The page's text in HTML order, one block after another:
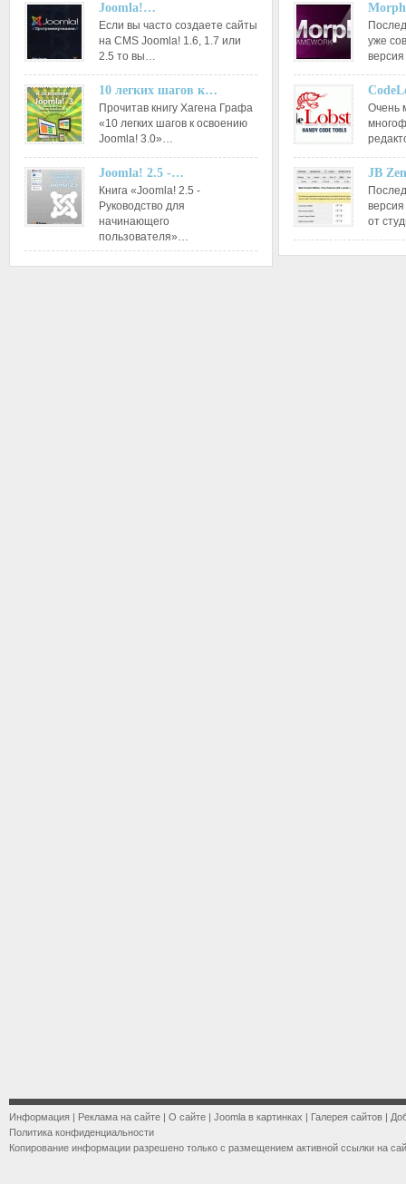
Joomla!…
Если вы часто создаете сайты
на CMS Joomla! 1.6, 1.7 или
2.5 то вы…
10 легких шагов к…
Прочитав книгу Хагена Графа
«10 легких шагов к освоению
Joomla! 3.0»…
Joomla! 2.5 -…
Книга «Joomla! 2.5 -
Руководство для
начинающего
пользователя»…
уже
Очень
JB
от
Информация | Реклама на сайте | О сайте | Joomla в картинках | Галерея сайтов |
Политика конфиденциальности
Копирование информации разрешено только с размещением активной ссылки на